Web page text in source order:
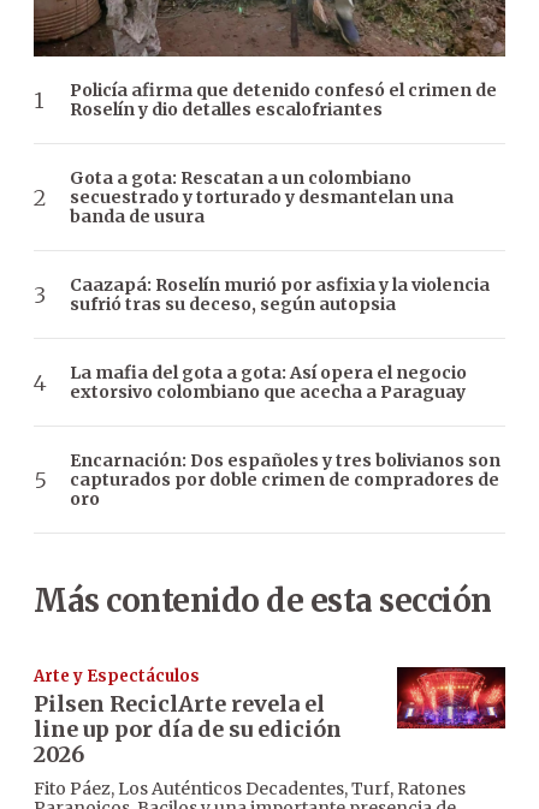
Policía afirma que detenido confesó el crimen de
Roselín y dio detalles escalofriantes
Gota a gota: Rescatan a un colombiano
secuestrado y torturado y desmantelan una
banda de usura
Caazapá: Roselín murió por asfixia y la violencia
sufrió tras su deceso, según autopsia
La mafia del gota a gota: Así opera el negocio
extorsivo colombiano que acecha a Paraguay
Encarnación: Dos españoles y tres bolivianos son
capturados por doble crimen de compradores de
oro
Más contenido de esta sección
Arte y Espectáculos
Pilsen ReciclArte revela el
line up por día de su edición
2026
Fito Páez, Los Auténticos Decadentes, Turf, Ratones